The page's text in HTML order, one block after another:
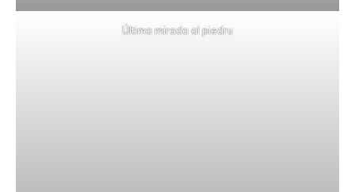
Última mirada al piedru